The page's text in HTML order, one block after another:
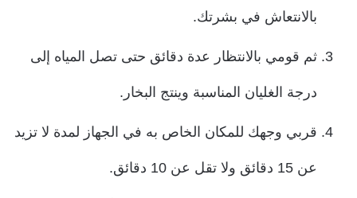
بالانتعاش في بشرتك.
ثم قومي بالانتظار عدة دقائق حتى تصل المياه إلى
درجة الغليان المناسبة وينتج البخار.
قربي وجهك للمكان الخاص به في الجهاز لمدة لا تزيد
عن 15 دقائق ولا تقل عن 10 دقائق.